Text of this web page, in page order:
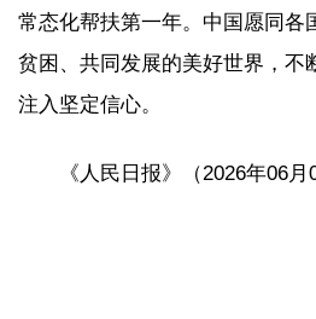
常态化帮扶第一年。中国愿同各
贫困、共同发展的美好世界，不
注入坚定信心。
《人民日报》（2026年06月